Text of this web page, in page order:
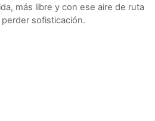
más libre y con ese aire de ruta
sofisticación.